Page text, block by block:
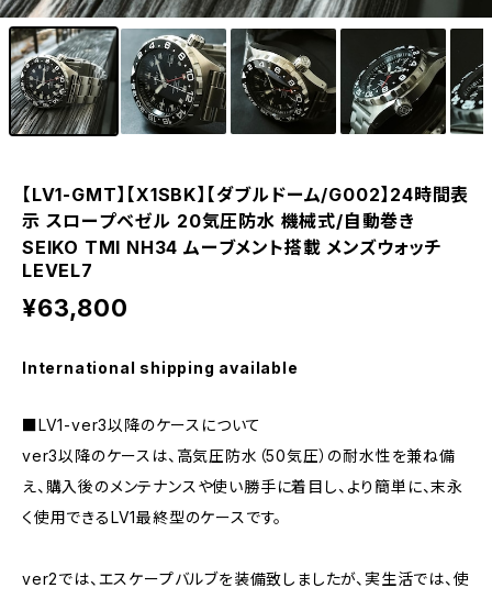
【LV1-GMT】【X1SBK】【ダブルドーム/G002】24時間表
示 スロープベゼル 20気圧防水 機械式/自動巻き
SEIKO TMI NH34 ムーブメント搭載 メンズウォッチ
LEVEL7
¥63,800
International shipping available
■LV1-ver3以降のケースについて
ver3以降のケースは、高気圧防水（50気圧）の耐水性を兼ね備
え、購入後のメンテナンスや使い勝手に着目し、より簡単に、末永
く使用できるLV1最終型のケースです。
ver2では、エスケープバルブを装備致しましたが、実生活では、使